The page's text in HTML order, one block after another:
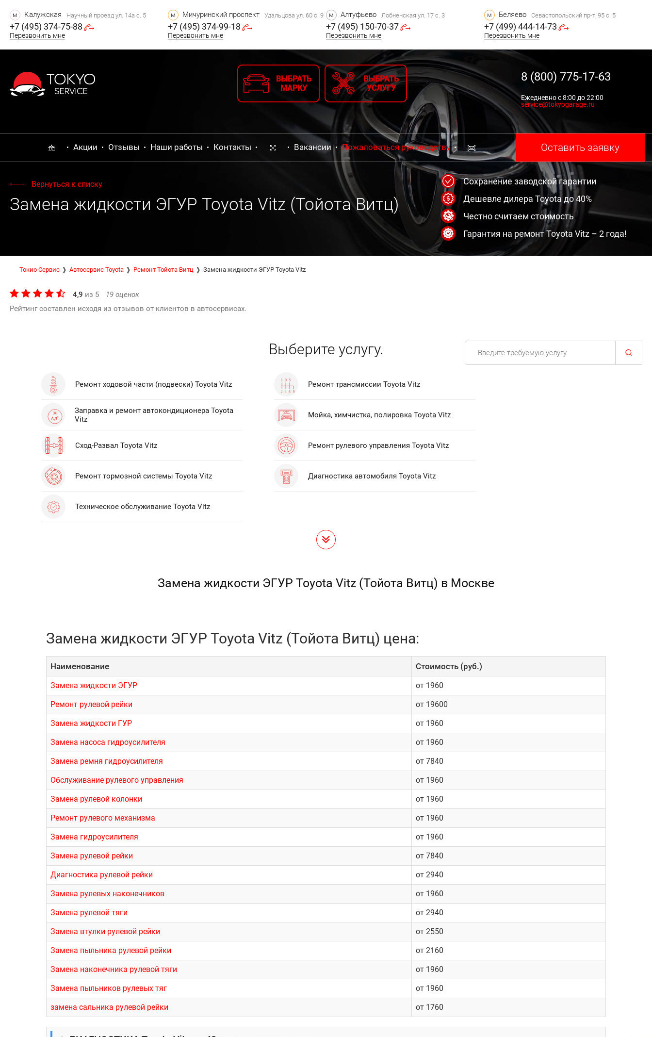
м Калужская Научный проезд ул. 14а с. 5
+7 (495) 374-75-88
Перезвонить мне
м Мичуринский проспект Удальцова ул. 60 с. 9
+7 (495) 374-99-18
Перезвонить мне
м Алтуфьево Лобненская ул. 17 с. 3
+7 (495) 150-70-37
Перезвонить мне
м Беляево Севастопольский пр-т, 95 с. 5
+7 (499) 444-14-73
Перезвонить мне
ВЫБРАТЬ
МАРКУ
ВЫБРАТЬ
УСЛУГУ
8 (800) 775-17-63
Ежедневно с 8:00 до 22:00
service@tokyogarage.ru
Акции Отзывы Наши работы Контакты Вакансии Пожаловаться руководству Оставить заявку
Вернуться к списку
Замена жидкости ЭГУР Toyota Vitz (Тойота Витц)
Сохранение заводской гарантии
Дешевле дилера Toyota до 40%
Честно считаем стоимость
Гарантия на ремонт Toyota Vitz – 2 года!
Токио Сервис Автосервис Toyota Ремонт Тойота Витц Замена жидкости ЭГУР Toyota Vitz
4,9 из 5 19 оценок
Рейтинг составлен исходя из отзывов от клиентов в автосервисах.
Выберите услугу.
Ремонт ходовой части (подвески) Toyota Vitz Ремонт трансмиссии Toyota Vitz
Заправка и ремонт автокондиционера Toyota
Vitz
Мойка, химчистка, полировка Toyota Vitz
Сход-Развал Toyota Vitz Ремонт рулевого управления Toyota Vitz
Ремонт тормозной системы Toyota Vitz Диагностика автомобиля Toyota Vitz
Техническое обслуживание Toyota Vitz
Замена жидкости ЭГУР Toyota Vitz (Тойота Витц) в Москве
Замена жидкости ЭГУР Toyota Vitz (Тойота Витц) цена:
Наименование Cтоимость (руб.)
Замена жидкости ЭГУР от 1960
Ремонт рулевой рейки от 19600
Замена жидкости ГУР от 1960
Замена насоса гидроусилителя от 1960
Замена ремня гидроусилителя от 7840
Обслуживание рулевого управления от 1960
Замена рулевой колонки от 1960
Ремонт рулевого механизма от 1960
Замена гидроусилителя от 1960
Замена рулевой рейки от 7840
Диагностика рулевой рейки от 2940
Замена рулевых наконечников от 1960
Замена рулевой тяги от 2940
Замена втулки рулевой рейки от 2550
Замена пыльника рулевой рейки от 2160
Замена наконечника рулевой тяги от 1960
Замена пыльников рулевых тяг от 1960
замена сальника рулевой рейки от 1760